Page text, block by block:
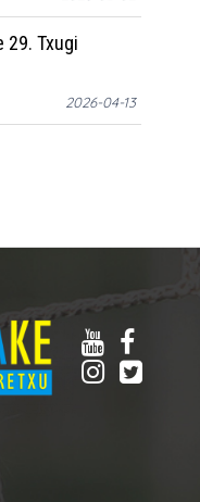
29. Txugi
2026-04-13